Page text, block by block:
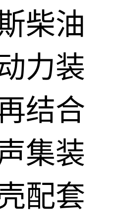
柴油
力装
结合
集装
配套